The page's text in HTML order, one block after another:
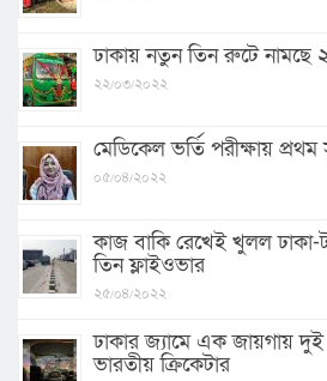
ঢাকায় নতুন তিন রুটে নামছে
২২/০৩/২০২২
মেডিকেল ভর্তি পরীক্ষায়
০৫/০৪/২০২২
কাজ বাকি রেখেই খুলল ঢাকা-
তিন ফ্লাইওভার
২৫/০৪/২০২২
ঢাকার জ্যামে এক জায়গায় দুই
ভারতীয় ক্রিকেটার